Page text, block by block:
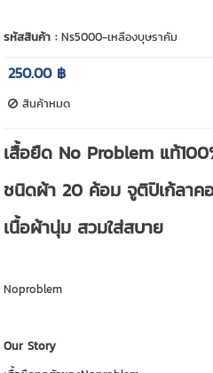
รหัสสินค้า :Ns5000-เหลืองบุษราคัม
250.00 ฿
สินค้าหมด
เสื้อยืด No Problem แท้
ชนิดผ้า 20 ค้อม จูติปิเก้ลาค
เนื้อผ้านุ่ม สวมใส่สบาย
Noproblem
Our Story